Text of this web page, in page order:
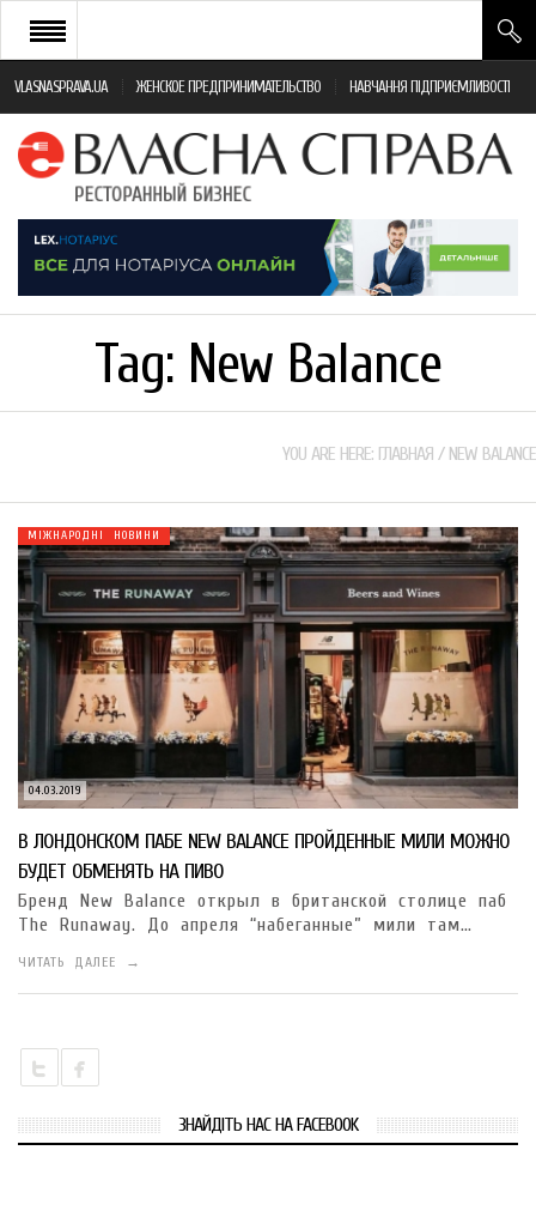
VLASNASPRAVA.UA ЖЕНСКОЕ ПРЕДПРИНИМАТЕЛЬСТВО НАВЧАННЯ ПІДПРИЄМЛИВОСТІ
НОВИНИ РЕСТОРАННОГО БІЗНЕСУ
ЯК ВІДКРИТИ ТА УСПІШНО КЕРУВАТИ
МОНІТОРИНГ ЗАКОНОДАВСТВА
ФРАНЧАЙЗИНГTag: New Balance
YOU ARE HERE: ГЛАВНАЯ / NEW BALANCE
04.03.2019
МІЖНАРОДНІ НОВИНИ
В ЛОНДОНСКОМ ПАБЕ NEW BALANCE ПРОЙДЕННЫЕ МИЛИ МОЖНО
БУДЕТ ОБМЕНЯТЬ НА ПИВО
Бренд New Balance открыл в британской столице паб
The Runaway. До апреля “набеганные” мили там…
ЧИТАТЬ ДАЛЕЕ →
ЗНАЙДІТЬ НАС НА FACEBOOK